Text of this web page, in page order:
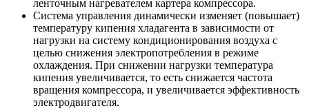
ленточным нагревателем картера компрессора.
Система управления динамически изменяет (повышает)
температуру кипения хладагента в зависимости от
нагрузки на систему кондиционирования воздуха с
целью снижения электропотребления в режиме
охлаждения. При снижении нагрузки температура
кипения увеличивается, то есть снижается частота
вращения компрессора, и увеличивается эффективность
электродвигателя.